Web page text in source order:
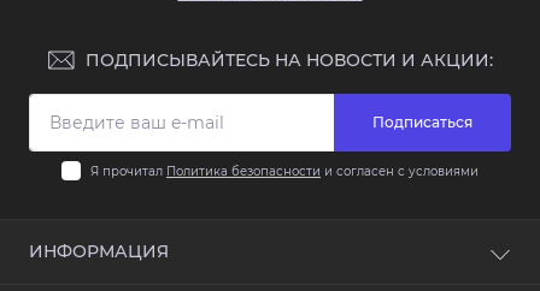
ПОДПИСЫВАЙТЕСЬ НА НОВОСТИ И АКЦИИ:
Подписаться
Я прочитал Политика безопасности и согласен с условиями
ИНФОРМАЦИЯ